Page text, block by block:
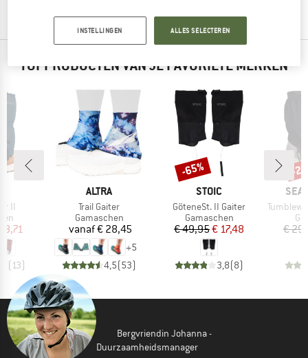
TOPPRODUCTEN VAN JE FAVORIETE MERKEN
II
prijs
(13)
MERK
ALTRA
Artikel
Trail Gaiter
Productgroep
Gamaschen
Prijs
vanaf€ 28,45
+5
4,5(53)
MERK
STOIC
Artikel
GöteneSt. II Gaiter
Productgroep
Gamaschen
Prijs
€ 49,95Verlaagde prijs
€ 17,48
3,8(8)
Korting
-65%
SEA
Artikel
€
-
Bergvriendin Johanna -
Duurzaamheidsmanager
INSTELLINGEN ALLES SELECTEREN